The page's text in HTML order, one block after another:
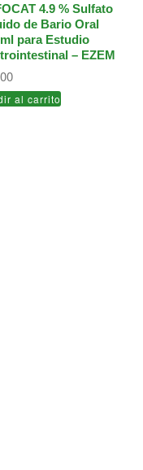
4.9 % Sulfato
de Bario Oral
para Estudio
– EZEM
al carrito